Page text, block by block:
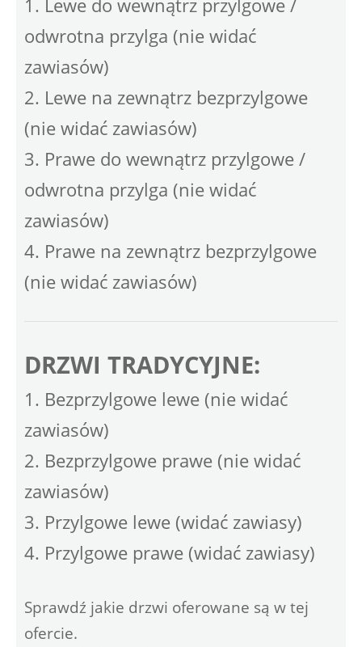
1. Lewe do wewnątrz przylgowe /
odwrotna przylga (nie widać
zawiasów)
2. Lewe na zewnątrz bezprzylgowe
(nie widać zawiasów)
3. Prawe do wewnątrz przylgowe /
odwrotna przylga (nie widać
zawiasów)
4. Prawe na zewnątrz bezprzylgowe
(nie widać zawiasów)
DRZWI TRADYCYJNE:
1. Bezprzylgowe lewe (nie widać
zawiasów)
2. Bezprzylgowe prawe (nie widać
zawiasów)
3. Przylgowe lewe (widać zawiasy)
4. Przylgowe prawe (widać zawiasy)
Sprawdź jakie drzwi oferowane są w tej
ofercie.